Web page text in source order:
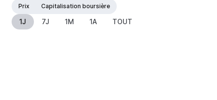
Prix
Capitalisation boursière
1J 7J 1M 1A TOUT